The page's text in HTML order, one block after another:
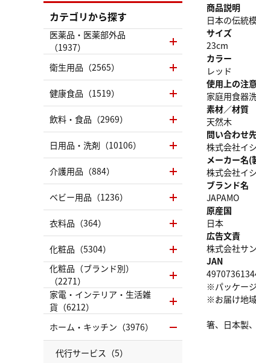
商品説明
日本の伝統
サイズ
23cm
カラー
レッド
使用上の注
家庭用食器
素材／材質
天然木
問い合わせ
株式会社イ
メーカー名(
株式会社イ
ブランド名
JAPAMO
原産国
日本
広告文責
株式会社サ
JAN
※パッケー
※お届け地
箸、日本製
カテゴリから探す
医薬品・医薬部外品
（1937）
衛生用品（2565）
健康食品（1519）
飲料・食品（2969）
日用品・洗剤（10106）
介護用品（884）
ベビー用品（1236）
衣料品（364）
化粧品（5304）
化粧品（ブランド別）
（2271）
家電・インテリア・生活雑
貨（6212）
ホーム・キッチン（3976）
代行サービス（5）